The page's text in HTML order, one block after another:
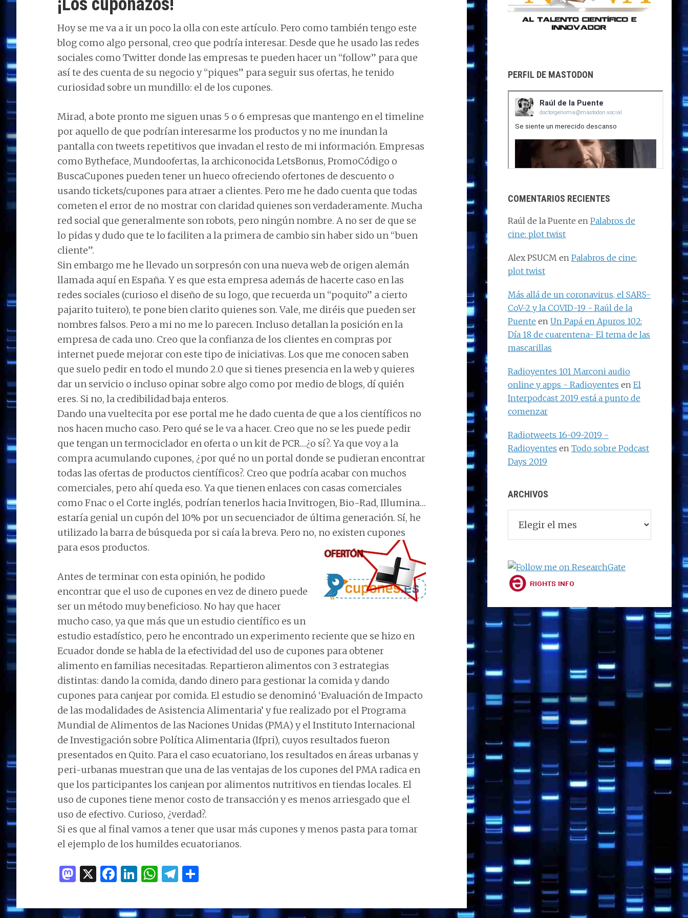
Hoy se me va a ir un poco la olla con este artículo. Pero como también tengo este
blog como algo personal, creo que podría interesar. Desde que he usado las redes
sociales como Twitter donde las empresas te pueden hacer un “follow” para que
así te des cuenta de su negocio y “piques” para seguir sus ofertas, he tenido
curiosidad sobre un mundillo: el de los cupones.
Mirad, a bote pronto me siguen unas 5 o 6 empresas que mantengo en el timeline
por aquello de que podrían interesarme los productos y no me inundan la
pantalla con tweets repetitivos que invadan el resto de mi información. Empresas
como Bytheface, Mundoofertas, la archiconocida LetsBonus, PromoCódigo o
BuscaCupones pueden tener un hueco ofreciendo ofertones de descuento o
usando tickets/cupones para atraer a clientes. Pero me he dado cuenta que todas
cometen el error de no mostrar con claridad quienes son verdaderamente. Mucha
red social que generalmente son robots, pero ningún nombre. A no ser de que se
lo pidas y dudo que te lo faciliten a la primera de cambio sin haber sido un “buen
cliente”.
Sin embargo me he llevado un sorpresón con una nueva web de origen alemán
llamada aquí en España. Y es que esta empresa además de hacerte caso en las
redes sociales (curioso el diseño de su logo, que recuerda un “poquito” a cierto
pajarito tuitero), te pone bien clarito quienes son. Vale, me diréis que pueden ser
nombres falsos. Pero a mi no me lo parecen. Incluso detallan la posición en la
empresa de cada uno. Creo que la confianza de los clientes en compras por
internet puede mejorar con este tipo de iniciativas. Los que me conocen saben
que suelo pedir en todo el mundo 2.0 que si tienes presencia en la web y quieres
dar un servicio o incluso opinar sobre algo como por medio de blogs, dí quién
eres. Si no, la credibilidad baja enteros.
Dando una vueltecita por ese portal me he dado cuenta de que a los científicos no
nos hacen mucho caso. Pero qué se le va a hacer. Creo que no se les puede pedir
que tengan un termociclador en oferta o un kit de PCR…¿o sí?. Ya que voy a la
compra acumulando cupones, ¿por qué no un portal donde se pudieran encontrar
todas las ofertas de productos científicos?. Creo que podría acabar con muchos
comerciales, pero ahí queda eso. Ya que tienen enlaces con casas comerciales
como Fnac o el Corte inglés, podrían tenerlos hacia Invitrogen, Bio-Rad, Illumina…
estaría genial un cupón del 10% por un secuenciador de última generación. Sí, he
utilizado la barra de búsqueda por si caía la breva. Pero no, no existen cupones
para esos productos.
Antes de terminar con esta opinión, he podido
encontrar que el uso de cupones en vez de dinero puede
ser un método muy beneficioso. No hay que hacer
mucho caso, ya que más que un estudio científico es un
estudio estadístico, pero he encontrado un experimento reciente que se hizo en
Ecuador donde se habla de la efectividad del uso de cupones para obtener
alimento en familias necesitadas. Repartieron alimentos con 3 estrategias
distintas: dando la comida, dando dinero para gestionar la comida y dando
cupones para canjear por comida. El estudio se denominó ‘Evaluación de Impacto
de las modalidades de Asistencia Alimentaria’ y fue realizado por el Programa
Mundial de Alimentos de las Naciones Unidas (PMA) y el Instituto Internacional
de Investigación sobre Política Alimentaria (Ifpri), cuyos resultados fueron
presentados en Quito. Para el caso ecuatoriano, los resultados en áreas urbanas y
peri-urbanas muestran que una de las ventajas de los cupones del PMA radica en
que los participantes los canjean por alimentos nutritivos en tiendas locales. El
uso de cupones tiene menor costo de transacción y es menos arriesgado que el
uso de efectivo. Curioso, ¿verdad?.
Si es que al final vamos a tener que usar más cupones y menos pasta para tomar
el ejemplo de los humildes ecuatorianos.
M
to
X F
ce
Li
k
W
at
T
e m
PERFIL DE MASTODON
COMENTARIOS RECIENTES
Raúl de la Puente en Palabros de
cine: plot twist
Alex PSUCM en Palabros de cine:
plot twist
Más allá de un coronavirus, el SARS-
CoV-2 y la COVID-19 - Raúl de la
Puente en Un Papá en Apuros 102:
Día 18 de cuarentena- El tema de las
mascarillas
Radioyentes 101 Marconi audio
online y apps - Radioyentes en El
Interpodcast 2019 está a punto de
comenzar
Radiotweets 16-09-2019 -
Radioyentes en Todo sobre Podcast
Days 2019
ARCHIVOS